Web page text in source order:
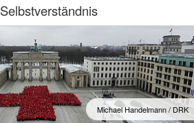
Selbstverständnis
Michael Handelmann / DRK